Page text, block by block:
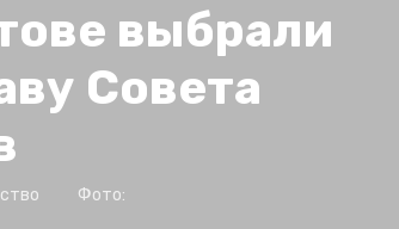
выбрали
Совета
Фото: